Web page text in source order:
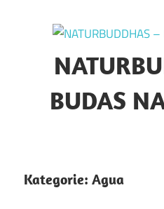
BUDAS
–
Kategorie: Agua